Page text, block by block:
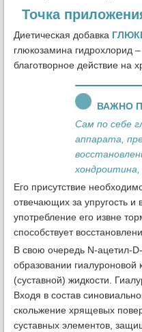
Точка
Диетическая добавка
глюкозамина гидрохлорид
благотворное действие на
ВАЖНО
Сам по себе
аппарата,
Его присутствие
отвечающих за упругость и
употребление его извне
способствует
В свою очередь N-ацетил-
образовании
(суставной) жидкости.
Входя в состав
скольжение хрящевых
суставных элементов,